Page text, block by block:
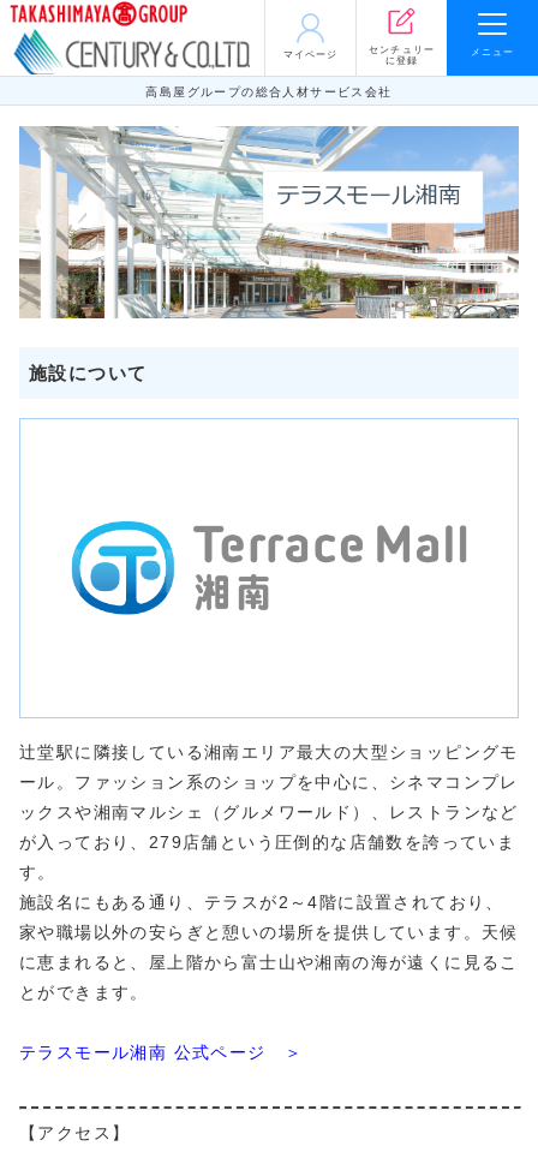
マイページ
センチュリー
に登録
メニュー
高島屋グループの総合人材サービス会社
施設について
辻堂駅に隣接している湘南エリア最大の大型ショッピングモ
ール。ファッション系のショップを中心に、シネマコンプレ
ックスや湘南マルシェ（グルメワールド）、レストランなど
が入っており、279店舗という圧倒的な店舗数を誇っていま
す。
施設名にもある通り、テラスが2～4階に設置されており、
家や職場以外の安らぎと憩いの場所を提供しています。天候
に恵まれると、屋上階から富士山や湘南の海が遠くに見るこ
とができます。
テラスモール湘南 公式ページ ＞
【アクセス】